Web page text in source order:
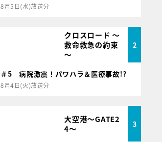
8月5日(水)放送分
クロスロード ～
救命救急の約束
～
2
＃5 病院激震！パワハラ＆医療事故!?
8月4日(火)放送分
大空港～GATE2
4～
3